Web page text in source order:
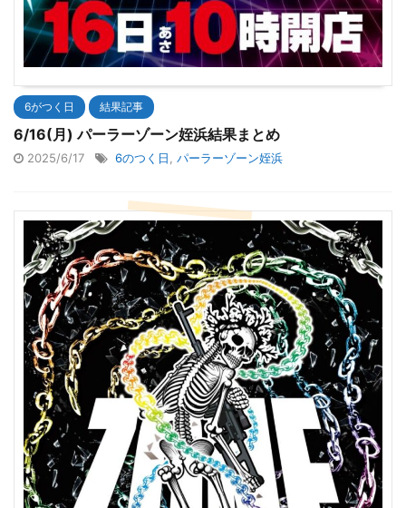
6がつく日 結果記事
6/16(月) パーラーゾーン姪浜結果まとめ
2025/6/17 6のつく日, パーラーゾーン姪浜